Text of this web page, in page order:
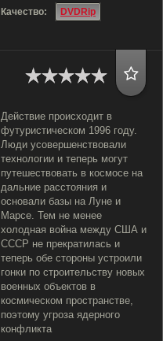
Качество:
DVDRip
Действие происходит в
футуристическом 1996 году.
Люди усовершенствовали
технологии и теперь могут
путешествовать в космосе на
дальние расстояния и
основали базы на Луне и
Марсе. Тем не менее
холодная война между США и
СССР не прекратилась и
теперь обе стороны устроили
гонки по строительству новых
военных объектов в
космическом пространстве,
поэтому угроза ядерного
конфликта